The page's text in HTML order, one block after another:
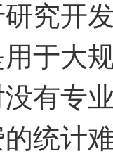
究开
于大
有专
统计